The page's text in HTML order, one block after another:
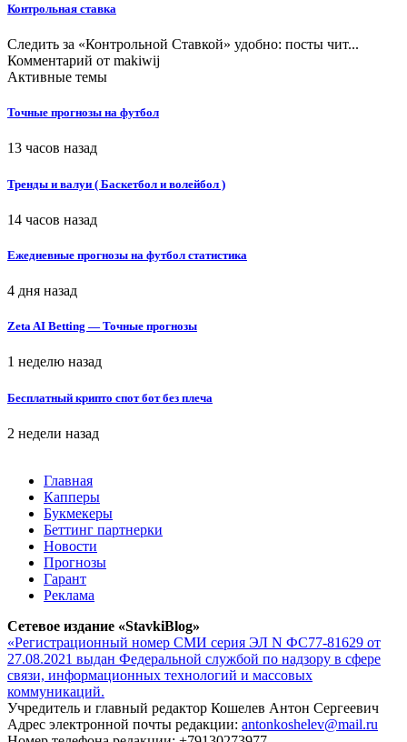
Контрольная ставка
Следить за «Контрольной Ставкой» удобно: посты чит...
Комментарий от makiwij
Активные темы
Точные прогнозы на футбол
13 часов назад
Тренды и валуи ( Баскетбол и волейбол )
14 часов назад
Ежедневные прогнозы на футбол статистика
4 дня назад
Zeta AI Betting — Точные прогнозы
1 неделю назад
Бесплатный крипто спот бот без плеча
2 недели назад
Главная
Капперы
Букмекеры
Беттинг партнерки
Новости
Прогнозы
Гарант
Реклама
Сетевое издание «StavkiBlog»
«Регистрационный номер СМИ серия ЭЛ N ФС77-81629 от
27.08.2021 выдан Федеральной службой по надзору в сфере
связи, информационных технологий и массовых
коммуникаций.
Учредитель и главный редактор Кошелев Антон Сергеевич
Адрес электронной почты редакции: antonkoshelev@mail.ru